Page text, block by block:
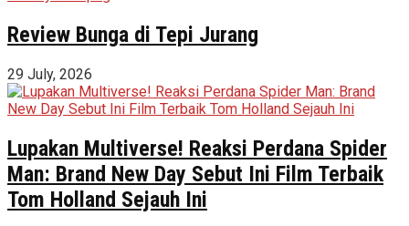
Review Bunga di Tepi Jurang
29 July, 2026
Lupakan Multiverse! Reaksi Perdana Spider
Man: Brand New Day Sebut Ini Film Terbaik
Tom Holland Sejauh Ini